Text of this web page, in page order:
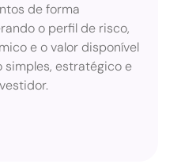
de forma
o perfil de risco,
e o valor disponível
estratégico e